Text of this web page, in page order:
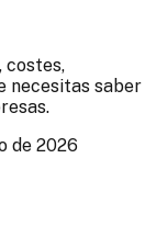
costes,
necesitas saber
de 2026